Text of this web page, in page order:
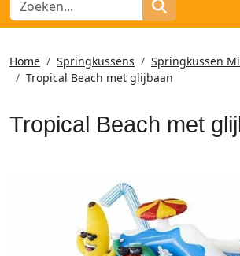
Home Springkussens
Springkussen
Tropical Beach met glijbaan
Tropical Beach met